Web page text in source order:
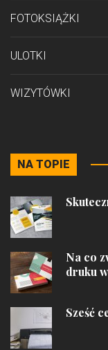
FOTOKSIĄŻKI
ULOTKI
WIZYTÓWKI
NA TOPIE
Na co
druku
Sześć